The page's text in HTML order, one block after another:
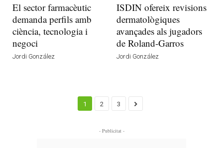
El sector farmacèutic
demanda perfils amb
ciència, tecnologia i
negoci
Jordi González
ISDIN ofereix revisions
dermatològiques
avançades als jugadors
de Roland-Garros
Jordi González
1 2 3
- Publicitat -